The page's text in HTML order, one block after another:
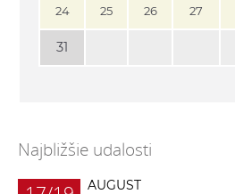
24 25 26 27
31
Najbližšie udalosti
AUGUST